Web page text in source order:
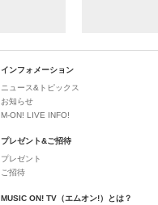
インフォメーション
ニュース&トピックス
お知らせ
M-ON! LIVE INFO!
プレゼント&ご招待
プレゼント
ご招待
MUSIC ON! TV（エムオン!）とは？